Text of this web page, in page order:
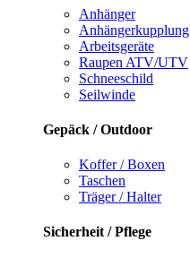
Anhänger
Anhängerkupplung
Arbeitsgeräte
Raupen ATV/UTV
Schneeschild
Seilwinde
Gepäck / Outdoor
Koffer / Boxen
Taschen
Träger / Halter
Sicherheit / Pflege